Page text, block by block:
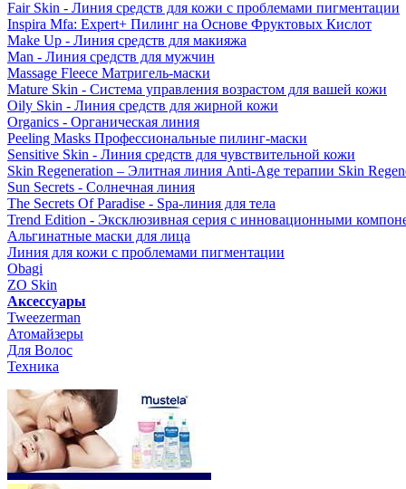
Fair Skin - Линия средств для кожи с проблемами пигментации
Inspira Mfa: Expert+ Пилинг на Основе Фруктовых Кислот
Make Up - Линия средств для макияжа
Man - Линия средств для мужчин
Massage Fleece Матригель-маски
Mature Skin - Система управления возрастом для вашей кожи
Oily Skin - Линия средств для жирной кожи
Organics - Органическая линия
Peeling Masks Профессиональные пилинг-маски
Sensitive Skin - Линия средств для чувствительной кожи
Skin Regeneration – Элитная линия Anti-Age терапии Skin
Sun Secrets - Солнечная линия
The Secrets Of Paradise - Spa-линия для тела
Trend Edition - Эксклюзивная серия с инновационными
Альгинатные маски для лица
Линия для кожи с проблемами пигментации
Obagi
ZO Skin
Aксессуары
Tweezerman
Атомайзеры
Для Волос
Техника